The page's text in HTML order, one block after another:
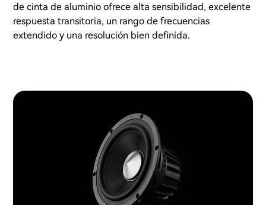
de cinta de aluminio ofrece alta sensibilidad, excelente
respuesta transitoria, un rango de frecuencias
extendido y una resolución bien definida.